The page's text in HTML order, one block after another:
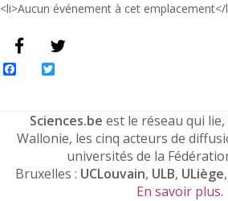
<li>Aucun événement à cet emplacement</
Facebook
Sciences.be est le réseau qui
Wallonie, les cinq acteurs de
universités de la
Bruxelles : UCLouvain, ULB, ULiège,
En savoir plus.